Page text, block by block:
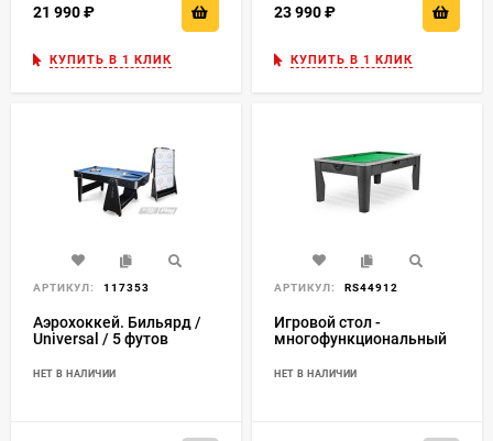
21 990
КУПИТЬ В 1 КЛИК
23 990
КУПИТЬ В 1 КЛИК
АРТИКУЛ: 117353
Аэрохоккей. Бильярд /
Universal / 5 футов
НЕТ В НАЛИЧИИ
АРТИКУЛ: RS44912
Игровой стол -
многофункциональный
НЕТ В НАЛИЧИИ